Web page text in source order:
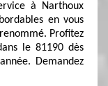
à Narthoux
en vous
Profitez
le 81190 dès
Demandez